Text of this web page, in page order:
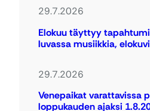
29.7.2026
Elokuu täyttyy
luvassa musiikkia,
29.7.2026
Venepaikat varattavissa
loppukauden ajaksi